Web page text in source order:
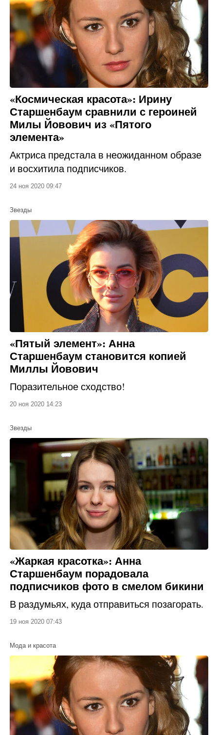
«Космическая красота»: Ирину
Старшенбаум сравнили с героиней
Милы Йовович из «Пятого
элемента»
Актриса предстала в неожиданном образе
и восхитила подписчиков.
24 ноя 2020 09:47
Звезды
«Пятый элемент»: Анна
Старшенбаум становится копией
Миллы Йовович
Поразительное сходство!
20 ноя 2020 14:23
Звезды
«Жаркая красотка»: Анна
Старшенбаум порадовала
подписчиков фото в смелом бикини
В раздумьях, куда отправиться позагорать.
19 ноя 2020 07:43
Мода и красота